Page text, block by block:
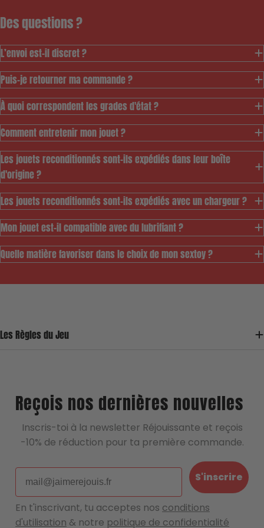
pour vous permettre
d'accéder au meilleur
prix à notre gamme de
jouets durables tout
Des questions ?
L’envoi est-il discret ?
Puis-je retourner ma commande ?
À quoi correspondent les grades d'état ?
Comment entretenir mon jouet ?
Les jouets reconditionnés sont-ils expédiés dans leur boîte
d'origine ?
Les jouets reconditionnés sont-ils expédiés avec un chargeur ?
Mon jouet est-il compatible avec du lubrifiant ?
Quelle matière favoriser dans le choix de mon sextoy ?
Reçois nos dernières nouvelles
Inscris-toi à la newsletter Réjouissante et reçois
-10% de réduction pour ta première commande.
Email S'inscrire
En t'inscrivant, tu acceptes nos conditions
d'utilisation & notre politique de confidentialité
Les Règles du Jeu